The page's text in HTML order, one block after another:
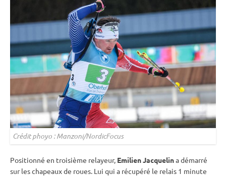
Crédit phoyo : Manzoni/NordicFocus
Positionné en troisième relayeur, Emilien Jacquelina démarré
sur les chapeaux de roues. Lui qui a récupéré le relais 1 minute